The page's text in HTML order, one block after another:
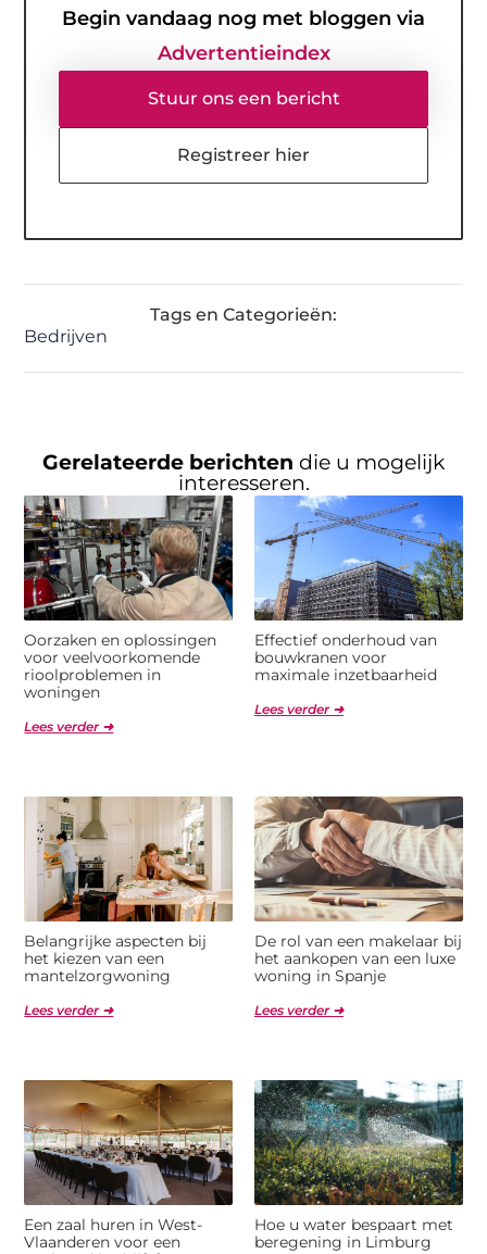
Begin vandaag nog met bloggen via
Advertentieindex
Stuur ons een bericht
Registreer hier
Tags en Categorieën:
Bedrijven
Gerelateerde berichten die u mogelijk
interesseren.
Oorzaken en oplossingen
voor veelvoorkomende
rioolproblemen in
woningen
Lees verder ➜
Effectief onderhoud van
bouwkranen voor
maximale inzetbaarheid
Lees verder ➜
Belangrijke aspecten bij
het kiezen van een
mantelzorgwoning
Lees verder ➜
De rol van een makelaar bij
het aankopen van een luxe
woning in Spanje
Lees verder ➜
Een zaal huren in West-
Vlaanderen voor een
Hoe u water bespaart met
beregening in Limburg